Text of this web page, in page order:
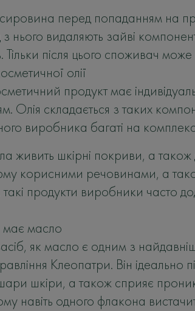
перед попаданням на
нього видаляють зайві
Тільки після цього споживач
олії
продукт має
Олія складається з таких
виробника багаті на
живить шкірні покриви, а
корисними речовинами, а
такі продукти виробники часто
має масло
як масло є одним з
Клеопатри. Він ідеально
шкіри, а також сприяє
навіть одного флакона